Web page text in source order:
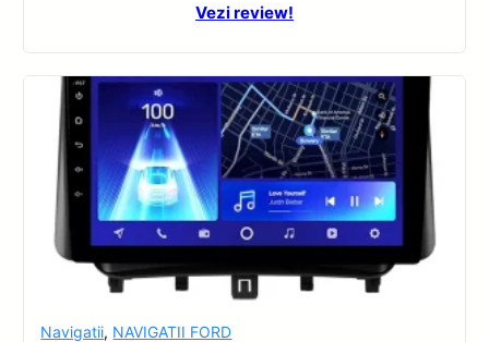
Vezi review!
Navigatii, NAVIGATII FORD